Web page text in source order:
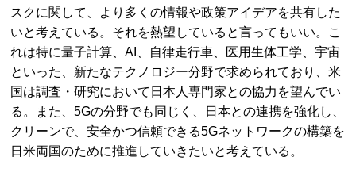
スクに関して、より多くの情報や政策アイデアを共有した
いと考えている。それを熱望していると言ってもいい。こ
れは特に量子計算、AI、自律走行車、医用生体工学、宇宙
といった、新たなテクノロジー分野で求められており、米
国は調査・研究において日本人専門家との協力を望んでい
る。また、5Gの分野でも同じく、日本との連携を強化し、
クリーンで、安全かつ信頼できる5Gネットワークの構築を
日米両国のために推進していきたいと考えている。